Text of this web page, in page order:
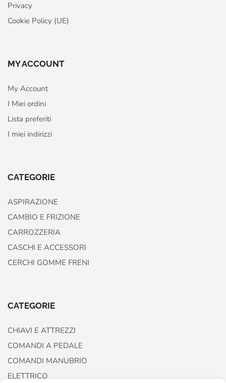
Privacy
Cookie Policy (UE)
MY ACCOUNT
My Account
I Miei ordini
Lista preferiti
I miei indirizzi
CATEGORIE
ASPIRAZIONE
CAMBIO E FRIZIONE
CARROZZERIA
CASCHI E ACCESSORI
CERCHI GOMME FRENI
CATEGORIE
CHIAVI E ATTREZZI
COMANDI A PEDALE
COMANDI MANUBRIO
ELETTRICO